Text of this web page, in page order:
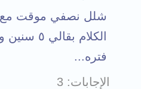
شلل نصفي موقت
الكلام
فتره...
الإجابات
3